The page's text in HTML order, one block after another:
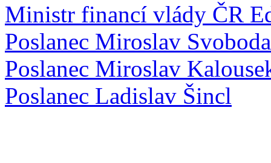
Ministr financí vlády ČR
Poslanec Miroslav Svoboda
Poslanec Miroslav
Poslanec Ladislav Šincl